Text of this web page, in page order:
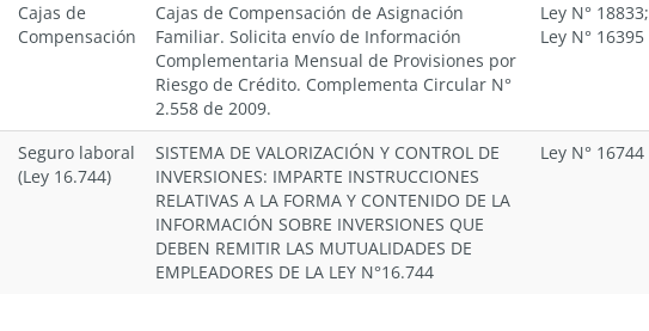
Cajas de
Compensación
Cajas de Compensación de Asignación
Familiar. Solicita envío de Información
Complementaria Mensual de Provisiones por
Riesgo de Crédito. Complementa Circular N°
2.558 de 2009.
Ley N° 18833;
Ley N° 16395
Seguro laboral
(Ley 16.744)
SISTEMA DE VALORIZACIÓN Y CONTROL DE
INVERSIONES: IMPARTE INSTRUCCIONES
RELATIVAS A LA FORMA Y CONTENIDO DE LA
INFORMACIÓN SOBRE INVERSIONES QUE
DEBEN REMITIR LAS MUTUALIDADES DE
EMPLEADORES DE LA LEY N°16.744
Ley N° 16744